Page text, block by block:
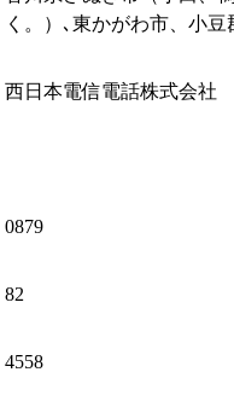
く。）､東かがわ市、小豆
西日本電信電話株式会社
0879
82
4558